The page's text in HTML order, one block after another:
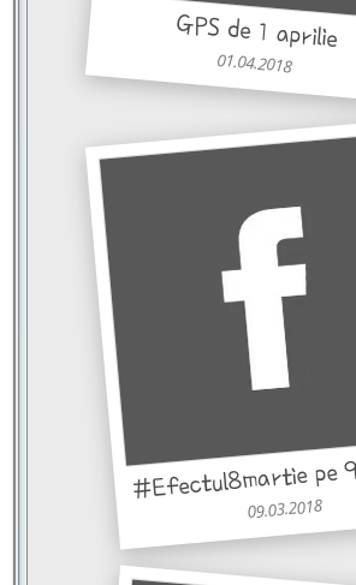
GPS de 1 aprilie
01.04.2018
#Efectul8martie pe
09.03.2018